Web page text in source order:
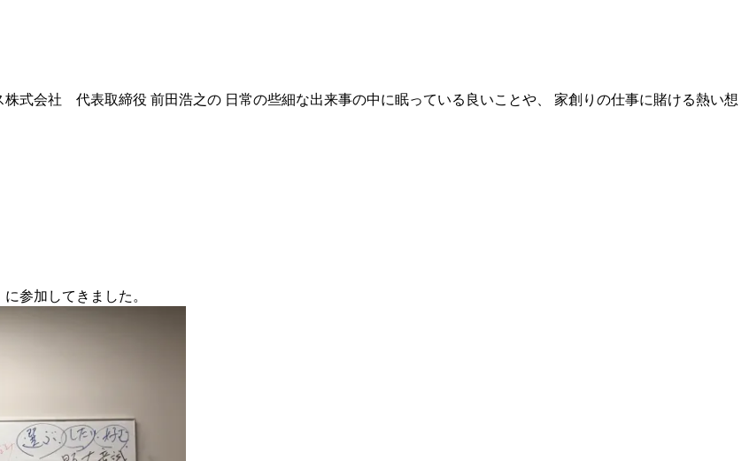
式会社 代表取締役 前田浩之の 日常の些細な出来事の中に眠っている良いことや、 家創りの仕事に賭ける熱い想
参加してきました。